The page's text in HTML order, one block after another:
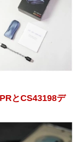
とCS43198デ